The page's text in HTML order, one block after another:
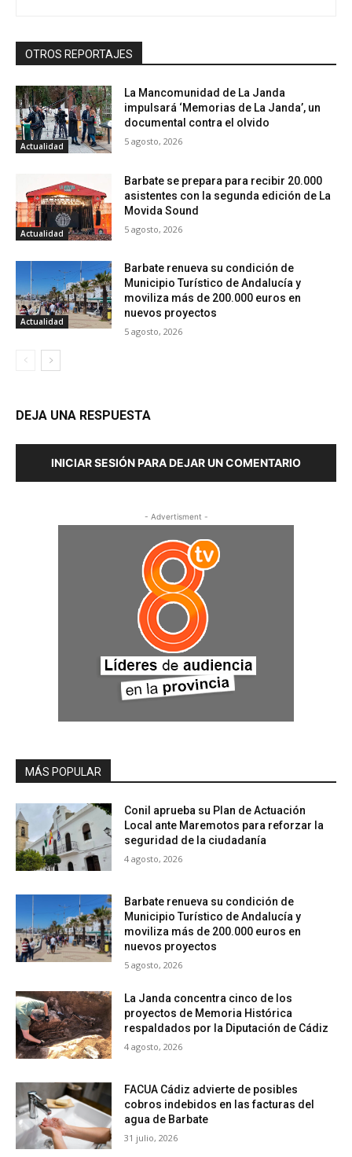
OTROS REPORTAJES
Actualidad
La Mancomunidad de La Janda
impulsará ‘Memorias de La Janda’, un
documental contra el olvido
5 agosto, 2026
Actualidad
Barbate se prepara para recibir 20.000
asistentes con la segunda edición de La
Movida Sound
5 agosto, 2026
Actualidad
Barbate renueva su condición de
Municipio Turístico de Andalucía y
moviliza más de 200.000 euros en
nuevos proyectos
5 agosto, 2026
DEJA UNA RESPUESTA
INICIAR SESIÓN PARA DEJAR UN COMENTARIO
- Advertisment -
MÁS POPULAR
Conil aprueba su Plan de Actuación
Local ante Maremotos para reforzar la
seguridad de la ciudadanía
4 agosto, 2026
Barbate renueva su condición de
Municipio Turístico de Andalucía y
moviliza más de 200.000 euros en
nuevos proyectos
5 agosto, 2026
La Janda concentra cinco de los
proyectos de Memoria Histórica
respaldados por la Diputación de Cádiz
4 agosto, 2026
FACUA Cádiz advierte de posibles
cobros indebidos en las facturas del
agua de Barbate
31 julio, 2026